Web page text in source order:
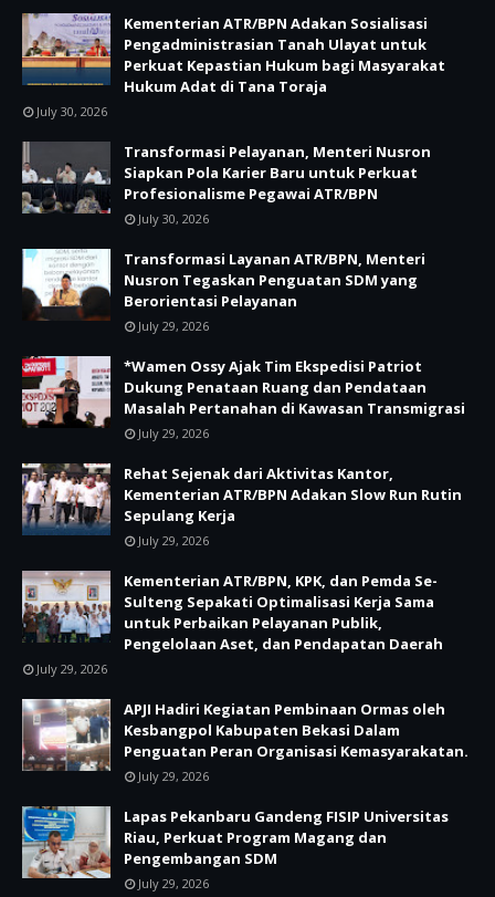
Kementerian ATR/BPN Adakan Sosialisasi
Pengadministrasian Tanah Ulayat untuk
Perkuat Kepastian Hukum bagi Masyarakat
Hukum Adat di Tana Toraja
July 30, 2026
Transformasi Pelayanan, Menteri Nusron
Siapkan Pola Karier Baru untuk Perkuat
Profesionalisme Pegawai ATR/BPN
July 30, 2026
Transformasi Layanan ATR/BPN, Menteri
Nusron Tegaskan Penguatan SDM yang
Berorientasi Pelayanan
July 29, 2026
*Wamen Ossy Ajak Tim Ekspedisi Patriot
Dukung Penataan Ruang dan Pendataan
Masalah Pertanahan di Kawasan Transmigrasi
July 29, 2026
Rehat Sejenak dari Aktivitas Kantor,
Kementerian ATR/BPN Adakan Slow Run Rutin
Sepulang Kerja
July 29, 2026
Kementerian ATR/BPN, KPK, dan Pemda Se-
Sulteng Sepakati Optimalisasi Kerja Sama
untuk Perbaikan Pelayanan Publik,
Pengelolaan Aset, dan Pendapatan Daerah
July 29, 2026
APJI Hadiri Kegiatan Pembinaan Ormas oleh
Kesbangpol Kabupaten Bekasi Dalam
Penguatan Peran Organisasi Kemasyarakatan.
July 29, 2026
Lapas Pekanbaru Gandeng FISIP Universitas
Riau, Perkuat Program Magang dan
Pengembangan SDM
July 29, 2026